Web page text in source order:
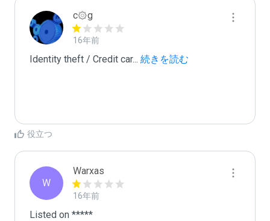
c۞g
16年前
Identity theft / Credit car... 続きを読む
役立つ
W
Warxas
16年前
Listed on *****